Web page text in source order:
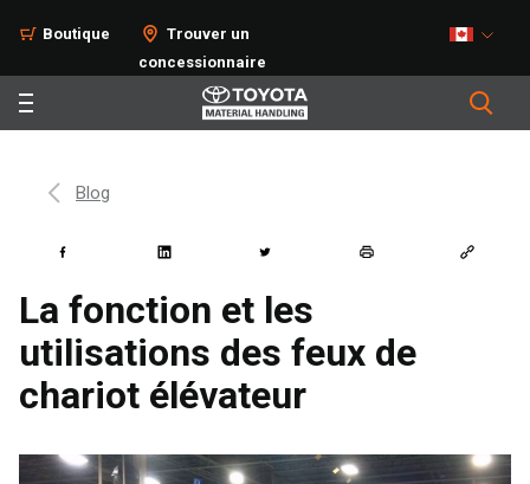
Boutique
Trouver un
concessionnaire
Blog
La fonction et les
utilisations des feux de
chariot élévateur